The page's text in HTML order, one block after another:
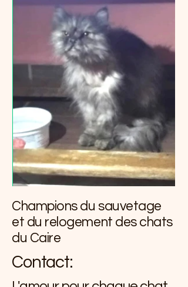
Champions du sauvetage
et du relogement des chats
du Caire
Contact: